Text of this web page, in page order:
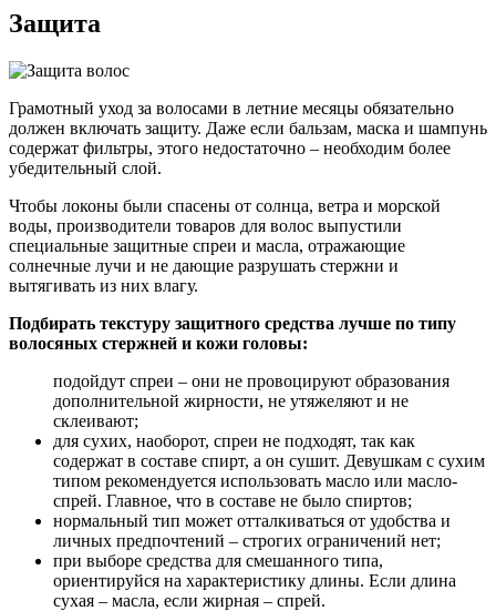
Защита
Грамотный уход за волосами в летние месяцы обязательно
должен включать защиту. Даже если бальзам, маска и шампунь
содержат фильтры, этого недостаточно – необходим более
убедительный слой.
Чтобы локоны были спасены от солнца, ветра и морской
воды, производители товаров для волос выпустили
специальные защитные спреи и масла, отражающие
солнечные лучи и не дающие разрушать стержни и
вытягивать из них влагу.
Подбирать текстуру защитного средства лучше по типу
волосяных стержней и кожи головы:
подойдут спреи – они не провоцируют образования
дополнительной жирности, не утяжеляют и не
склеивают;
для сухих, наоборот, спреи не подходят, так как
содержат в составе спирт, а он сушит. Девушкам с сухим
типом рекомендуется использовать масло или масло-
спрей. Главное, что в составе не было спиртов;
нормальный тип может отталкиваться от удобства и
личных предпочтений – строгих ограничений нет;
при выборе средства для смешанного типа,
ориентируйся на характеристику длины. Если длина
сухая – масла, если жирная – спрей.